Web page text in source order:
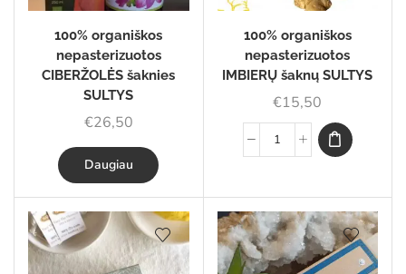
100% organiškos
nepasterizuotos
CIBERŽOLĖS šaknies
SULTYS
€26,50
Daugiau
100% organiškos
nepasterizuotos
IMBIERŲ šaknų SULTYS
€15,50